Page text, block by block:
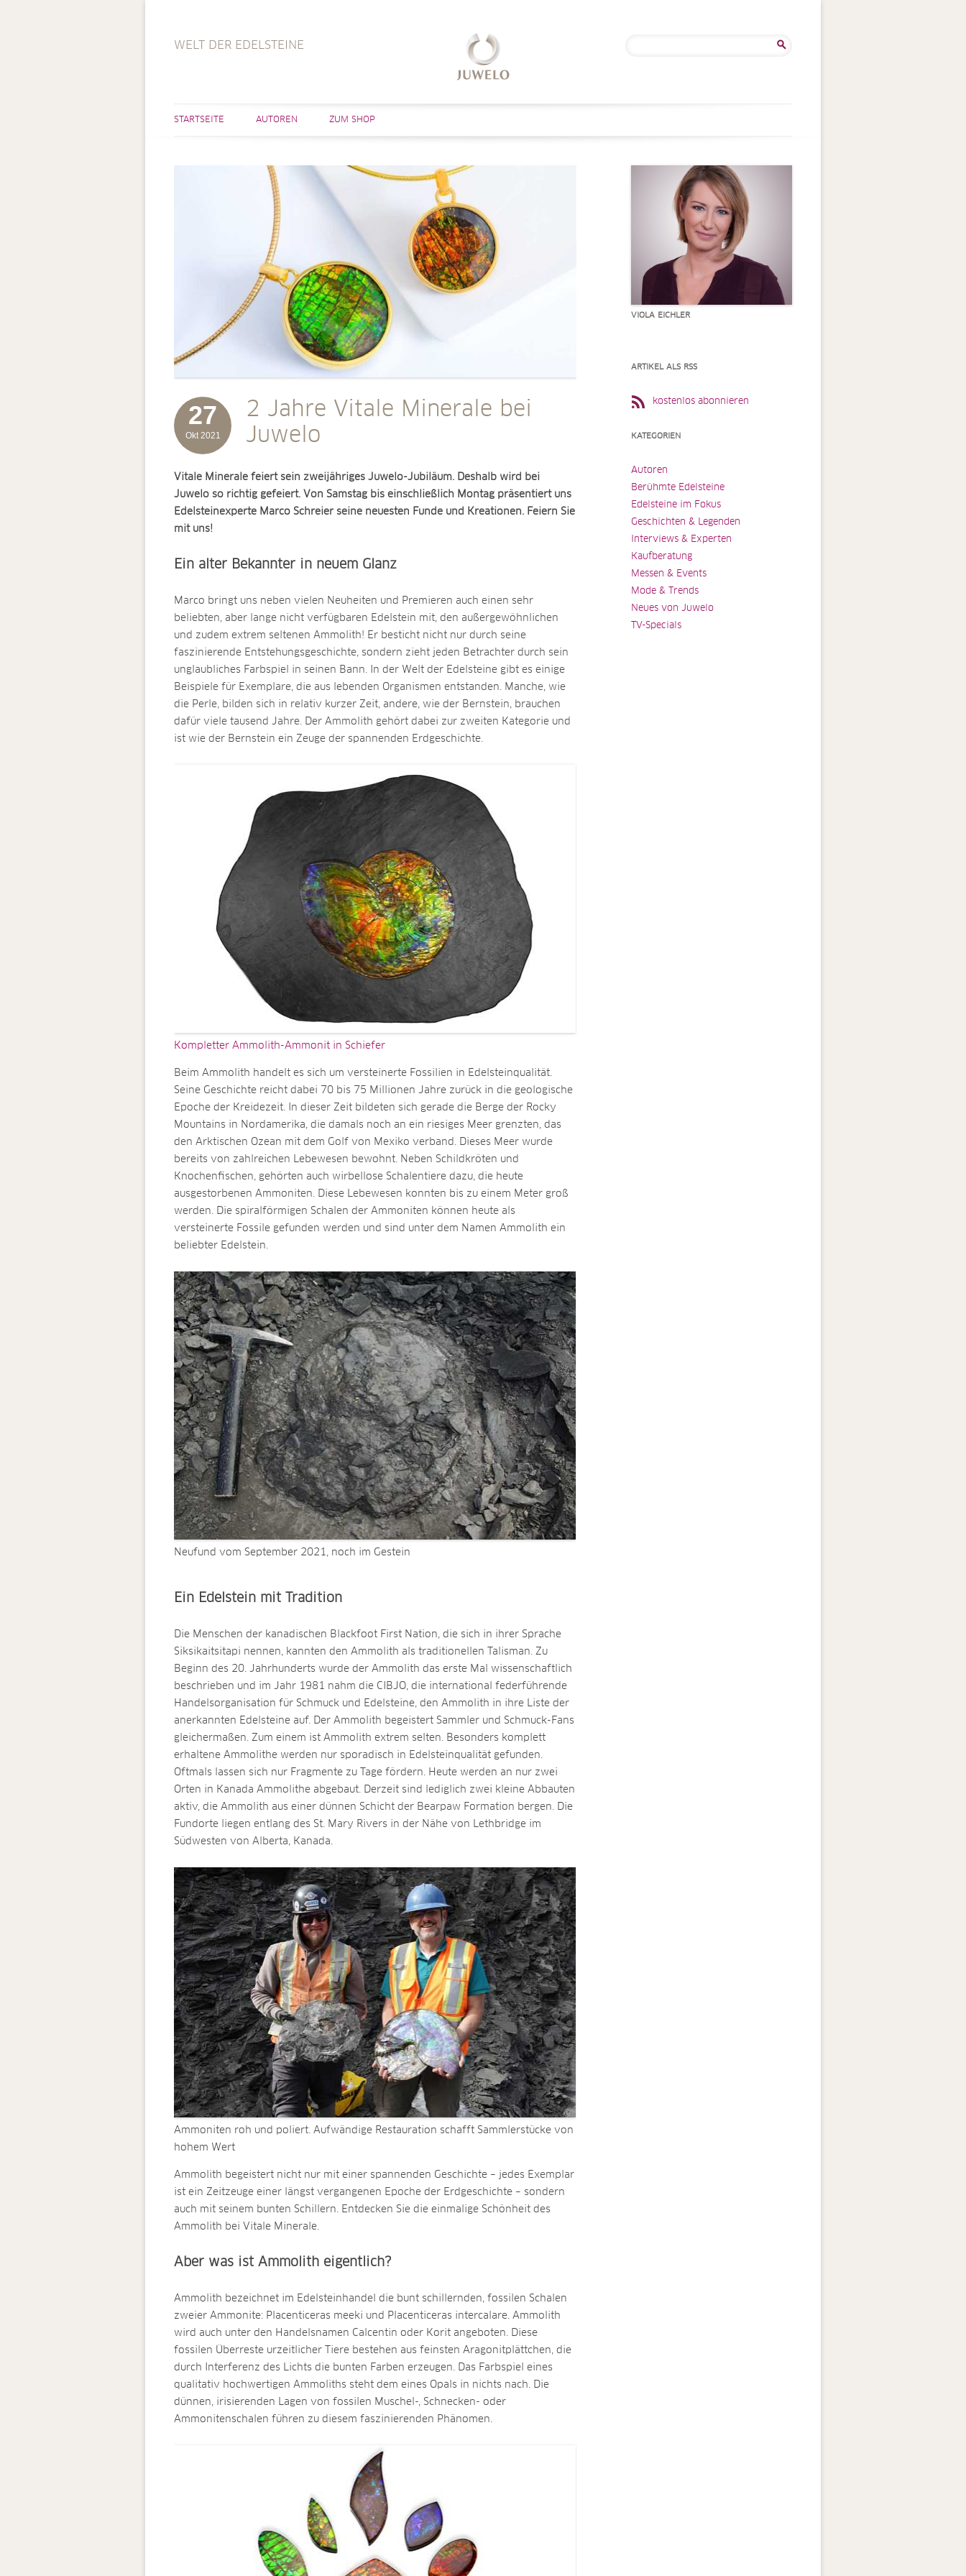
WELT DER EDELSTEINE
STARTSEITE AUTOREN ZUM SHOP
27
Okt 2021
2 Jahre Vitale Minerale bei
Juwelo
Vitale Minerale feiert sein zweijähriges Juwelo-Jubiläum. Deshalb wird bei
Juwelo so richtig gefeiert. Von Samstag bis einschließlich Montag präsentiert uns
Edelsteinexperte Marco Schreier seine neuesten Funde und Kreationen. Feiern Sie
mit uns!
Ein alter Bekannter in neuem Glanz
Marco bringt uns neben vielen Neuheiten und Premieren auch einen sehr
beliebten, aber lange nicht verfügbaren Edelstein mit, den außergewöhnlichen
und zudem extrem seltenen Ammolith! Er besticht nicht nur durch seine
faszinierende Entstehungsgeschichte, sondern zieht jeden Betrachter durch sein
unglaubliches Farbspiel in seinen Bann. In der Welt der Edelsteine gibt es einige
Beispiele für Exemplare, die aus lebenden Organismen entstanden. Manche, wie
die Perle, bilden sich in relativ kurzer Zeit, andere, wie der Bernstein, brauchen
dafür viele tausend Jahre. Der Ammolith gehört dabei zur zweiten Kategorie und
ist wie der Bernstein ein Zeuge der spannenden Erdgeschichte.
Kompletter Ammolith-Ammonit in Schiefer
Beim Ammolith handelt es sich um versteinerte Fossilien in Edelsteinqualität.
Seine Geschichte reicht dabei 70 bis 75 Millionen Jahre zurück in die geologische
Epoche der Kreidezeit. In dieser Zeit bildeten sich gerade die Berge der Rocky
Mountains in Nordamerika, die damals noch an ein riesiges Meer grenzten, das
den Arktischen Ozean mit dem Golf von Mexiko verband. Dieses Meer wurde
bereits von zahlreichen Lebewesen bewohnt. Neben Schildkröten und
Knochenfischen, gehörten auch wirbellose Schalentiere dazu, die heute
ausgestorbenen Ammoniten. Diese Lebewesen konnten bis zu einem Meter groß
werden. Die spiralförmigen Schalen der Ammoniten können heute als
versteinerte Fossile gefunden werden und sind unter dem Namen Ammolith ein
beliebter Edelstein.
Neufund vom September 2021, noch im Gestein
Ein Edelstein mit Tradition
Die Menschen der kanadischen Blackfoot First Nation, die sich in ihrer Sprache
Siksikaitsitapi nennen, kannten den Ammolith als traditionellen Talisman. Zu
Beginn des 20. Jahrhunderts wurde der Ammolith das erste Mal wissenschaftlich
beschrieben und im Jahr 1981 nahm die CIBJO, die international federführende
Handelsorganisation für Schmuck und Edelsteine, den Ammolith in ihre Liste der
anerkannten Edelsteine auf. Der Ammolith begeistert Sammler und Schmuck-Fans
gleichermaßen. Zum einem ist Ammolith extrem selten. Besonders komplett
erhaltene Ammolithe werden nur sporadisch in Edelsteinqualität gefunden.
Oftmals lassen sich nur Fragmente zu Tage fördern. Heute werden an nur zwei
Orten in Kanada Ammolithe abgebaut. Derzeit sind lediglich zwei kleine Abbauten
aktiv, die Ammolith aus einer dünnen Schicht der Bearpaw Formation bergen. Die
Fundorte liegen entlang des St. Mary Rivers in der Nähe von Lethbridge im
Südwesten von Alberta, Kanada.
Ammoniten roh und poliert. Aufwändige Restauration schafft Sammlerstücke von
hohem Wert
Ammolith begeistert nicht nur mit einer spannenden Geschichte – jedes Exemplar
ist ein Zeitzeuge einer längst vergangenen Epoche der Erdgeschichte – sondern
auch mit seinem bunten Schillern. Entdecken Sie die einmalige Schönheit des
Ammolith bei Vitale Minerale.
Aber was ist Ammolith eigentlich?
Ammolith bezeichnet im Edelsteinhandel die bunt schillernden, fossilen Schalen
zweier Ammonite: Placenticeras meeki und Placenticeras intercalare. Ammolith
wird auch unter den Handelsnamen Calcentin oder Korit angeboten. Diese
fossilen Überreste urzeitlicher Tiere bestehen aus feinsten Aragonitplättchen, die
durch Interferenz des Lichts die bunten Farben erzeugen. Das Farbspiel eines
qualitativ hochwertigen Ammoliths steht dem eines Opals in nichts nach. Die
dünnen, irisierenden Lagen von fossilen Muschel-, Schnecken- oder
Ammonitenschalen führen zu diesem faszinierenden Phänomen.
VIOLA EICHLER
ARTIKEL ALS RSS
kostenlos abonnieren
KATEGORIEN
Autoren
Berühmte Edelsteine
Edelsteine im Fokus
Geschichten & Legenden
Interviews & Experten
Kaufberatung
Messen & Events
Mode & Trends
Neues von Juwelo
TV-Specials